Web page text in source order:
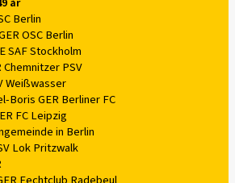
Berlin
OSC Berlin
SAF Stockholm
Chemnitzer PSV
Weißwasser
Boris GER Berliner FC
FC Leipzig
in Berlin
Lok Pritzwalk